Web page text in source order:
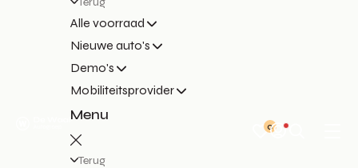
Alle voorraad
Nieuwe auto's
Demo's
Mobiliteitsprovider
Menu
Terug
0